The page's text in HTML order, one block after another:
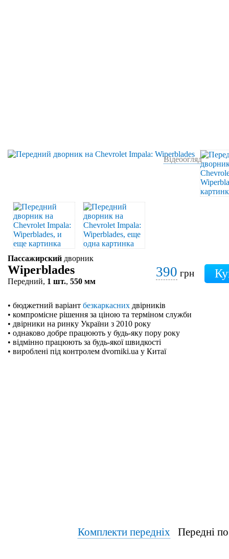
Відеоогляд
Пассажирский дворник
Wiperblades
Передний, 1 шт., 550 мм
390 грн
• бюджетний варіант безкаркасних двірників
• компромісне рішення за ціною та терміном служби
• двірники на ринку України з 2010 року
• однаково добре працюють у будь-яку пору року
• відмінно працюють за будь-якої швидкості
• вироблені під контролем dvorniki.ua у Китаї
Комплекти передніхПередні